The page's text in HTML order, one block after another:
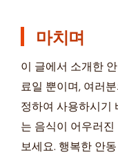
마치며
이 글에서 소개한
료일 뿐이며, 여러
정하여 사용하시기
는 음식이 어우러
보세요. 행복한 안